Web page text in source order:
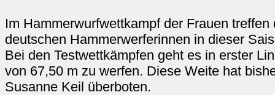
Im Hammerwurfwettkampf der Frauen
deutschen Hammerwerferinnen in dieser
Bei den Testwettkämpfen geht es in erster
von 67,50 m zu werfen. Diese Weite hat
Susanne Keil überboten.